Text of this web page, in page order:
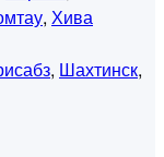
, Хива
, Шахтинск,